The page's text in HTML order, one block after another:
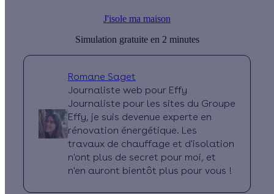
J'isole ma maison
Simulation gratuite en 2 minutes
Romane Saget
Journaliste web pour Effy
Journaliste pour les sites du Groupe
Effy, je suis devenue experte en
rénovation énergétique. Les
travaux de chauffage et d'isolation
n'ont plus de secret pour moi, et
n'en auront bientôt plus pour vous !